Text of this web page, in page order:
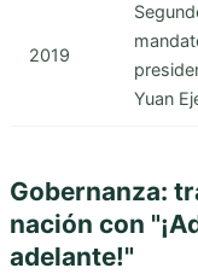
2019
Yuan
Gobernanza:
nación con
adelante!"